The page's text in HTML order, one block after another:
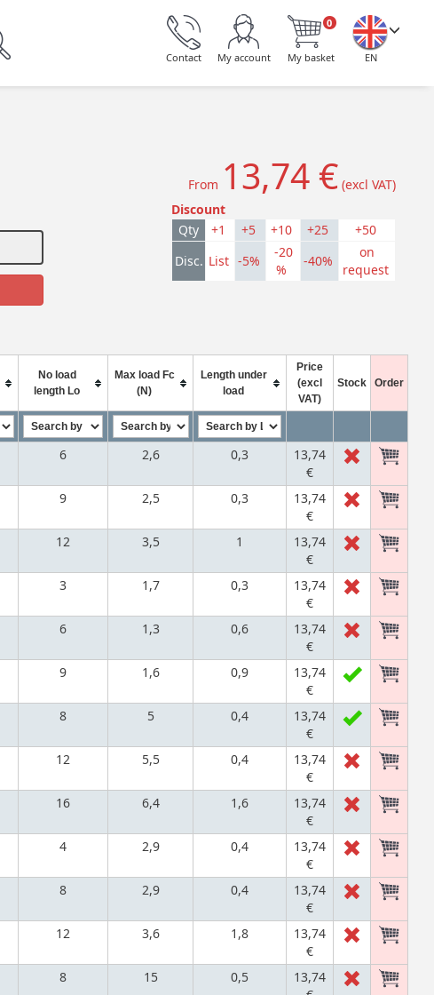
EN
0
My basket
My account
Contact
From 13,74 € (excl VAT)
Discount
Qty
+1 +5 +10 +25
+50
Disc. List -5%
-20
%
-40%
on
request
No load
length Lo
Max load Fc
(N)
Length under
load
Price
(excl
VAT)
Stock Order
6 2,6 0,3
13,74
€
9 2,5 0,3
13,74
€
12 3,5 1
13,74
€
3 1,7 0,3
13,74
€
6 1,3 0,6
13,74
€
9 1,6 0,9
13,74
€
8 5 0,4
13,74
€
12 5,5 0,4
13,74
€
16 6,4 1,6
13,74
€
4 2,9 0,4
13,74
€
8 2,9 0,4
13,74
€
12 3,6 1,8
13,74
€
8 15 0,5
13,74